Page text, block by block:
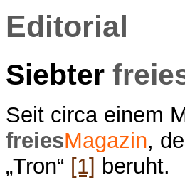
Editorial
Siebter
Seit circa einem
freiesMagazin,
„Tron“ [1] beruht.